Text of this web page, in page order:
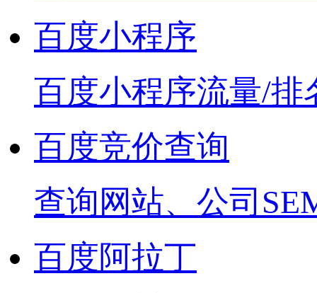
百度小程序
百度小程序流量/排
百度竞价查询
查询网站、公司
百度阿拉丁